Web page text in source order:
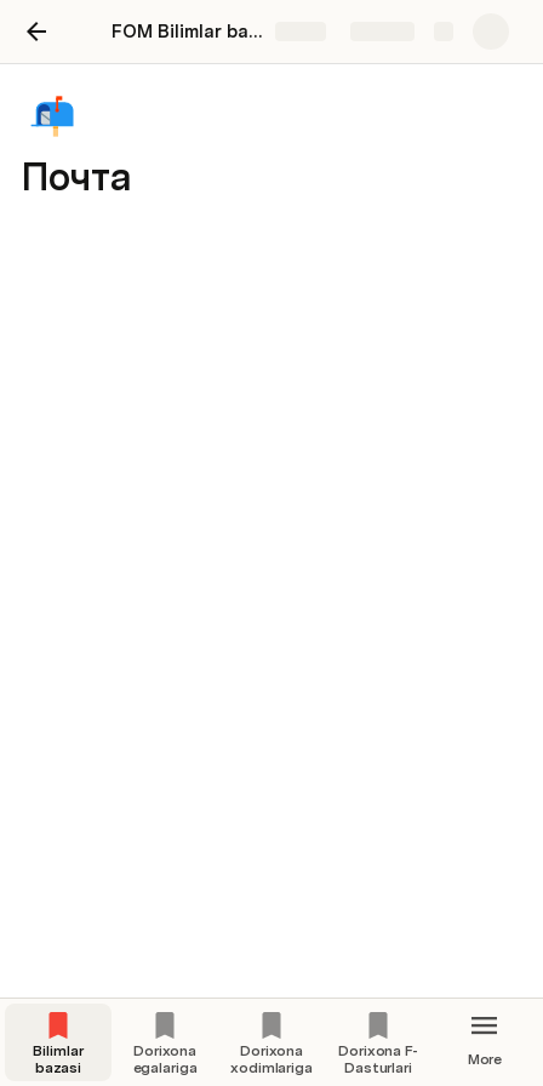
FOM Bilimlar bazasi
Почта
Bilimlar
bazasi
Dorixona
egalariga
Dorixona
xodimlariga
Dorixona F-
Dasturlari
More